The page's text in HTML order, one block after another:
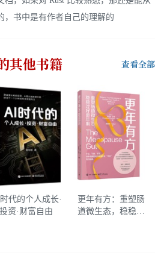
，书中是有作者自己的理解的
其他书籍 查看全部
代的个人成长·
投资·财富自由
更年有方：重塑肠
道微生态，稳稳过